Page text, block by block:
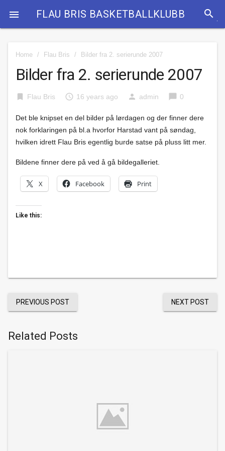
 FLAU BRIS BASKETBALLKLUBB search
Home / Flau Bris / Bilder fra 2. serierunde 2007
Bilder fra 2. serierunde 2007
bookmark Flau Bris access_time 16 years ago person admin chat_bubble 0
Det ble knipset en del bilder på lørdagen og der finner dere
nok forklaringen på bl.a hvorfor Harstad vant på søndag,
hvilken idrett Flau Bris egentlig burde satse på pluss litt mer.
Bildene finner dere på ved å gå bildegalleriet.
X Facebook Print
Like this:
PREVIOUS POST NEXT POST
Related Posts